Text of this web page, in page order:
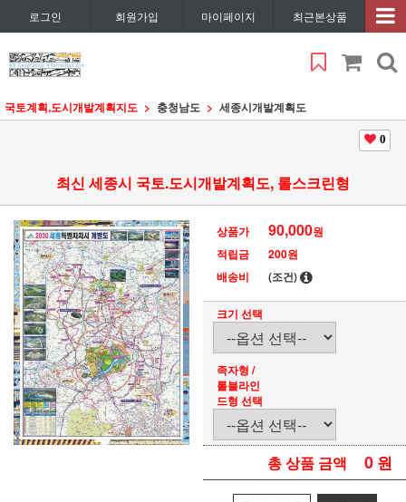
로그인 회원가입 마이페이지 최근본상품
국토계획,도시개발계획지도 충청남도 세종시개발계획도
0
최신 세종시 국토.도시개발계획도, 롤스크린형
상품가 90,000원
적립금
200원
배송비
(조건)
크기 선택
족자형 /
롤블라인
드형 선택
총 상품 금액 0 원